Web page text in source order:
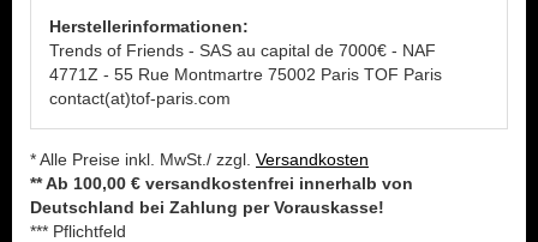
Herstellerinformationen:
Trends of Friends - SAS au capital de 7000€ - NAF
4771Z - 55 Rue Montmartre 75002 Paris TOF Paris
contact(at)tof-paris.com
* Alle Preise inkl. MwSt./ zzgl. Versandkosten
** Ab 100,00 € versandkostenfrei innerhalb von
Deutschland bei Zahlung per Vorauskasse!
*** Pflichtfeld